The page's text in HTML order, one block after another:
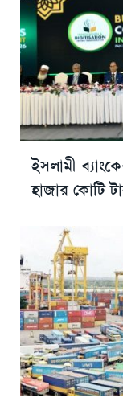
ইসলামী
হাজার কোটি